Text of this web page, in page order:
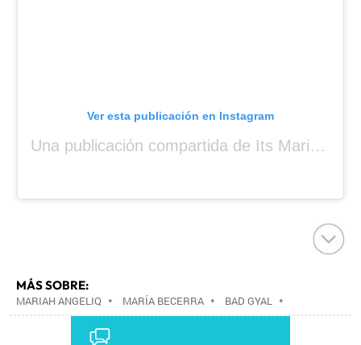
Ver esta publicación en Instagram
Una publicación compartida de Its Mariah Baby (@mariahangeliq)
MÁS SOBRE:
MARIAH ANGELIQ • MARÍA BECERRA • BAD GYAL •